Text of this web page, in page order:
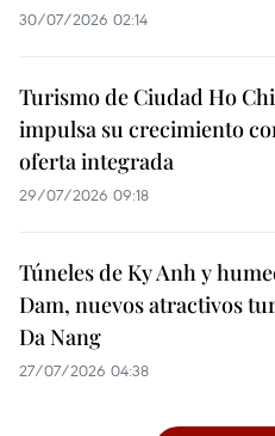
30/07/2026 02:14
Turismo de Ciudad Ho
impulsa su crecimiento
oferta integrada
29/07/2026 09:18
Túneles de Ky Anh y
Dam, nuevos atractivos
Da Nang
27/07/2026 04:38